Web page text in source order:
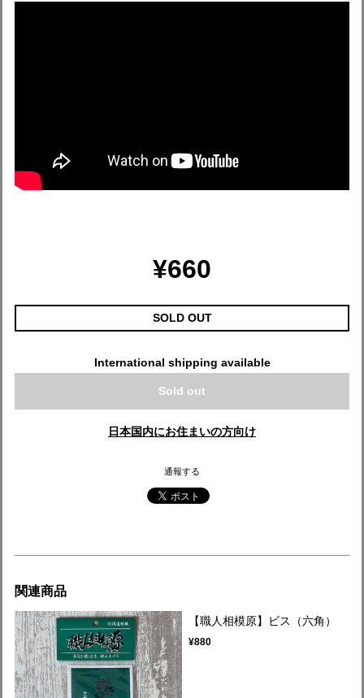
¥660
SOLD OUT
International shipping available
Sold out
日本国内にお住まいの方向け
通報する
関連商品
【職人相模原】ビス（六角）
¥880